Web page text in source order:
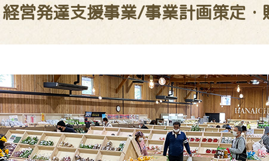
経営発達支援事業/事業計画策定